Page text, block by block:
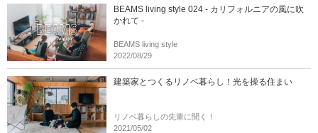
BEAMS living style 024 - カリフォルニアの風に吹
かれて -
BEAMS living style
2022/08/29
建築家とつくるリノベ暮らし！光を操る住まい
リノベ暮らしの先輩に聞く！
2021/05/02